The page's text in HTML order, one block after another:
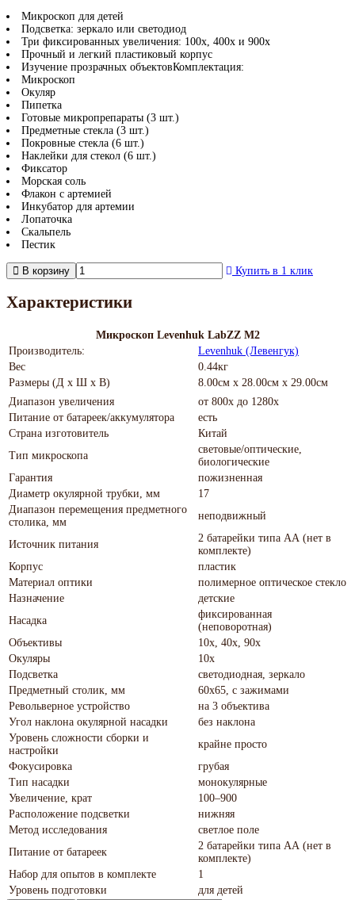
Микроскоп для детей
Подсветка: зеркало или светодиод
Три фиксированных увеличения: 100х, 400х и 900х
Прочный и легкий пластиковый корпус
Изучение прозрачных объектовКомплектация:
Микроскоп
Окуляр
Пипетка
Готовые микропрепараты (3 шт.)
Предметные стекла (3 шт.)
Покровные стекла (6 шт.)
Наклейки для стекол (6 шт.)
Фиксатор
Морская соль
Флакон с артемией
Инкубатор для артемии
Лопаточка
Скальпель
Пестик
В корзину Купить в 1 клик
Характеристики
Микроскоп Levenhuk LabZZ M2
Производитель:
Levenhuk (Левенгук)
Вес
0.44кг
Размеры (Д х Ш х В)
8.00см x 28.00см x 29.00см
Диапазон увеличения
от 800х до 1280х
Питание от батареек/аккумулятора
есть
Страна изготовитель
Китай
Тип микроскопа
световые/оптические,
биологические
Гарантия
пожизненная
Диаметр окулярной трубки, мм
17
Диапазон перемещения предметного
столика, мм
неподвижный
Источник питания
2 батарейки типа АА (нет в
комплекте)
Корпус
пластик
Материал оптики
полимерное оптическое стекло
Назначение
детские
Насадка
фиксированная
(неповоротная)
Объективы
10х, 40х, 90х
Окуляры
10х
Подсветка
светодиодная, зеркало
Предметный столик, мм
60x65, с зажимами
Револьверное устройство
на 3 объектива
Угол наклона окулярной насадки
без наклона
Уровень сложности сборки и
настройки
крайне просто
Фокусировка
грубая
Тип насадки
монокулярные
Увеличение, крат
100–900
Расположение подсветки
нижняя
Метод исследования
светлое поле
Питание от батареек
2 батарейки типа АА (нет в
комплекте)
Набор для опытов в комплекте
1
Уровень подготовки
для детей